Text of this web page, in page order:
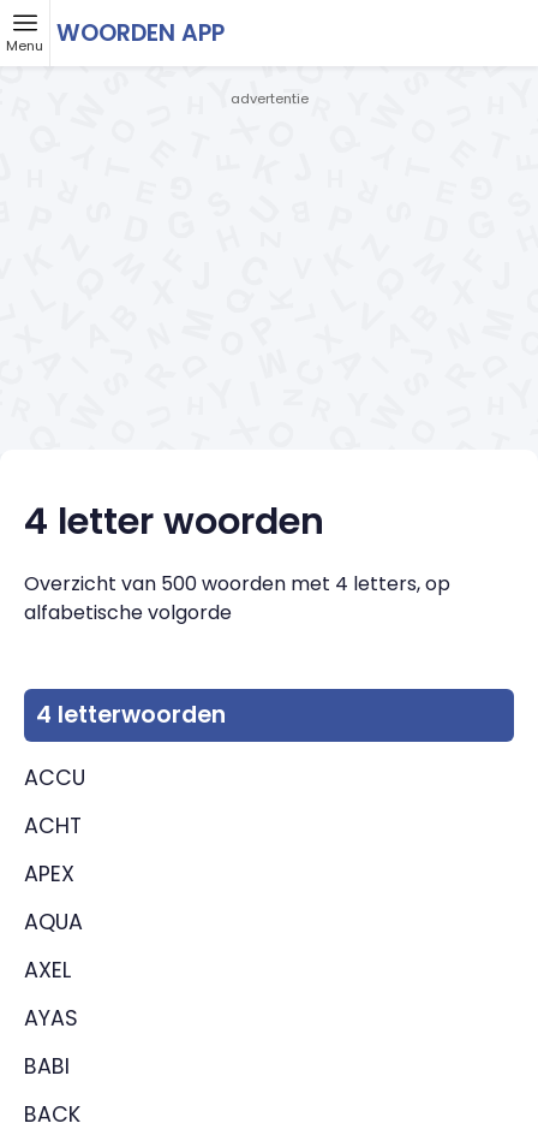
Menu WOORDEN APP
- advertentie -
4 letter woorden
Overzicht van 500 woorden met 4 letters, op
alfabetische volgorde
4 letterwoorden
ACCU
ACHT
APEX
AQUA
AXEL
AYAS
BABI
BACK